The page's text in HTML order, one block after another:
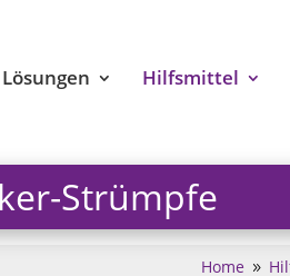
Lösungen Hilfsmittel
Strümpfe
Home 9